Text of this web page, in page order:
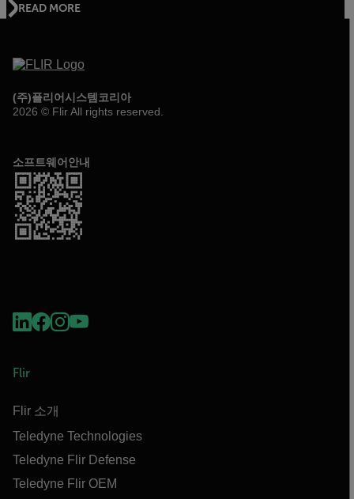
READ MORE
(주)플리어시스템코리아
2026 © Flir All rights reserved.
소프트웨어안내
Flir
Flir 소개
Teledyne Technologies
Teledyne Flir Defense
Teledyne Flir OEM